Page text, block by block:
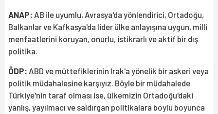
ANAP: AB ile uyumlu, Avrasya'da yönlendirici, Ortadoğu,
Balkanlar ve Kafkasya'da lider ülke anlayışına uygun, milli
menfaatlerini koruyan, onurlu, istikrarlı ve aktif bir dış
politika.
ÖDP: ABD ve müttefiklerinin Irak'a yönelik bir askeri veya
politik müdahalesine karşıyız. Böyle bir müdahalede
Türkiye'nin taraf olması ise, ülkemizin Ortadoğu'daki
yanlış, yayılmacı ve saldırgan politikalara boylu boyunca